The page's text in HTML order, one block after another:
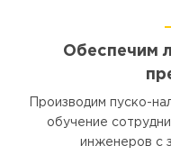
Обеспечим
Производим пуско-
обучение
инженеров с